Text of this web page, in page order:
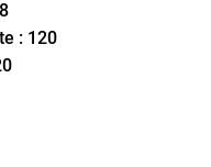
: 120